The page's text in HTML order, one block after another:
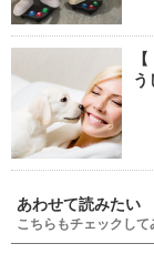
あわせて読みたい
こちらもチェックして